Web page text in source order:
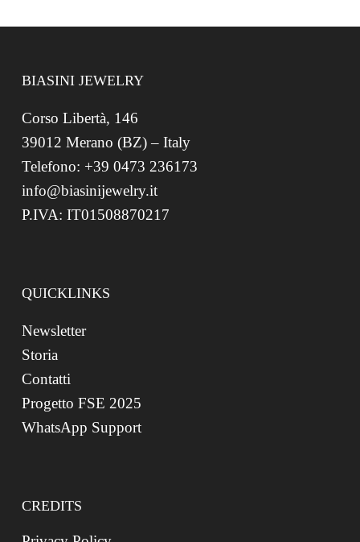
BIASINI JEWELRY
Corso Libertà, 146
39012 Merano (BZ) – Italy
Telefono: +39 0473 236173
info@biasinijewelry.it
P.IVA: IT01508870217
QUICKLINKS
Newsletter
Storia
Contatti
Progetto FSE 2025
WhatsApp Support
CREDITS